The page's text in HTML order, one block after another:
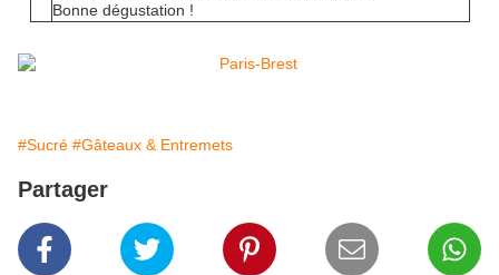
Bonne dégustation !
#Sucré #Gâteaux & Entremets
Partager